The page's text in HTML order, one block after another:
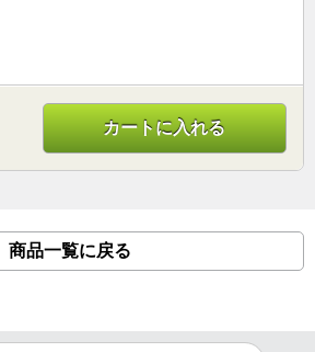
カートに入れる
商品一覧に戻る